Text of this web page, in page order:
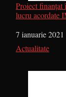
Proiect finanțat
lucru acordate
Dată
7 ianuarie 2021
În legătură cu
Actualitate